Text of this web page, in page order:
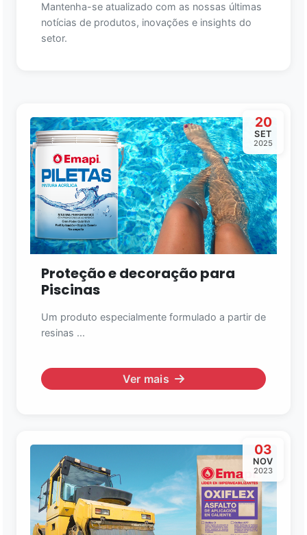
20
SET
2025
Proteção e decoração para
Piscinas
Um produto especialmente formulado a partir de
resinas ...
Ver mais
03
NOV
2023
Mantenha-se atualizado com as nossas últimas
notícias de produtos, inovações e insights do
setor.